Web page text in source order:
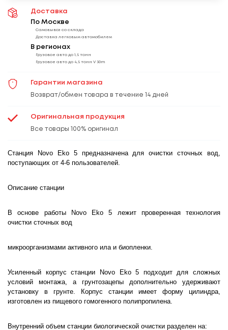
Доставка
По Москве
Самовывоз со склада
Доставка легковым автомобилем
В регионах
Грузовое авто до 1,5 тонн
Грузовое авто до 4,5 тонн V 30m
Гарантии магазина
Возврат/обмен товара в течение 14 дней
Оригинальная продукция
Все товары 100% оригинал
Станция Novo Eko 5 предназначена для очистки сточных вод,
поступающих от 4-6 пользователей.
Описание станции
В основе работы Novo Eko 5 лежит проверенная технология
очистки сточных вод
микроорганизмами активного ила и биопленки.
Усиленный корпус станции Novo Eko 5 подходит для сложных
условий монтажа, а грунтозацепы дополнительно удерживают
установку в грунте. Корпус станции имеет форму цилиндра,
изготовлен из пищевого гомогенного полипропилена.
Внутренний объем станции биологической очистки разделен на: